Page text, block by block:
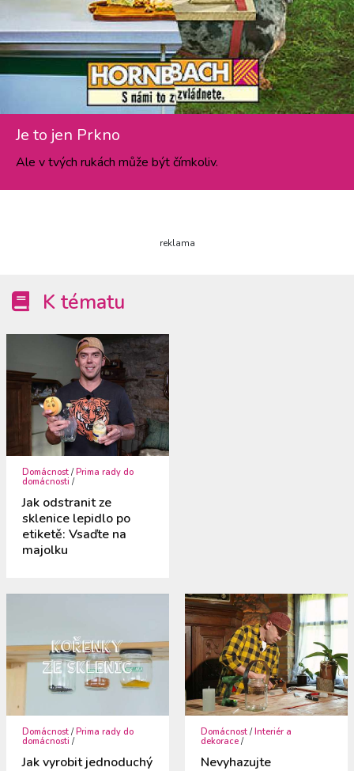
Je to jen Prkno
Ale v tvých rukách může být čímkoliv.
reklama
K tématu
Domácnost /Prima rady do
domácnosti /
Jak odstranit ze
sklenice lepidlo po
etiketě: Vsaďte na
majolku
Domácnost /Prima rady do
domácnosti /
Jak vyrobit jednoduchý
Domácnost /Interiér a
dekorace /
Nevyhazujte